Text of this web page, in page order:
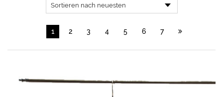
1 2 3 4 5 6 7